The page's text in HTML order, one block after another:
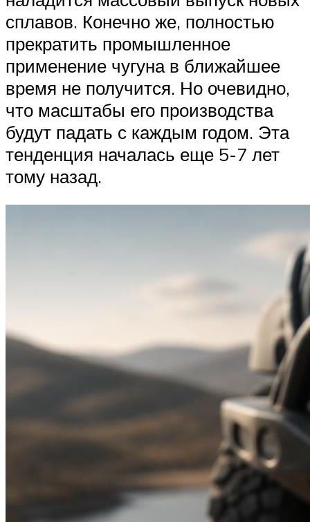
сплавов. Конечно же, полностью
прекратить промышленное
применение чугуна в ближайшее
время не получится. Но очевидно,
что масштабы его производства
будут падать с каждым годом. Эта
тенденция началась еще 5-7 лет
тому назад.